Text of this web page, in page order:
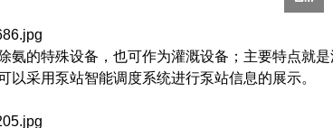
氨的特殊设备，也可作为灌溉设备；主要特点就
采用泵站智能调度系统进行泵站信息的展示。